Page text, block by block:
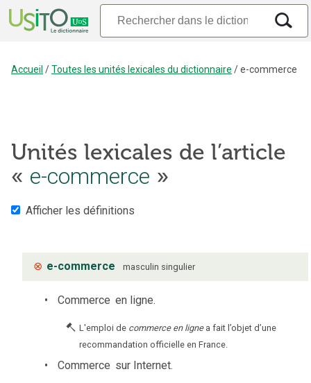
Accueil /Toutes les unités lexicales du dictionnaire /e-commerce
Unités lexicales de l’article
« e-commerce »
Afficher les définitions
⊗ e-commerce masculin singulier
Commerce en ligne.
L'emploi de commerce en ligne a fait l’objet d’une
recommandation officielle en France.
Commerce sur Internet.